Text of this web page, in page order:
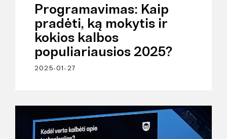
Programavimas: Kaip
pradėti, ką mokytis ir
kokios kalbos
populiariausios 2025?
2025-01-27